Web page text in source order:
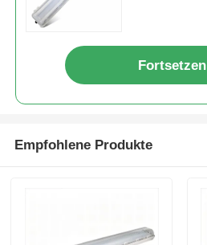
Fortsetzen
Empfohlene Produkte